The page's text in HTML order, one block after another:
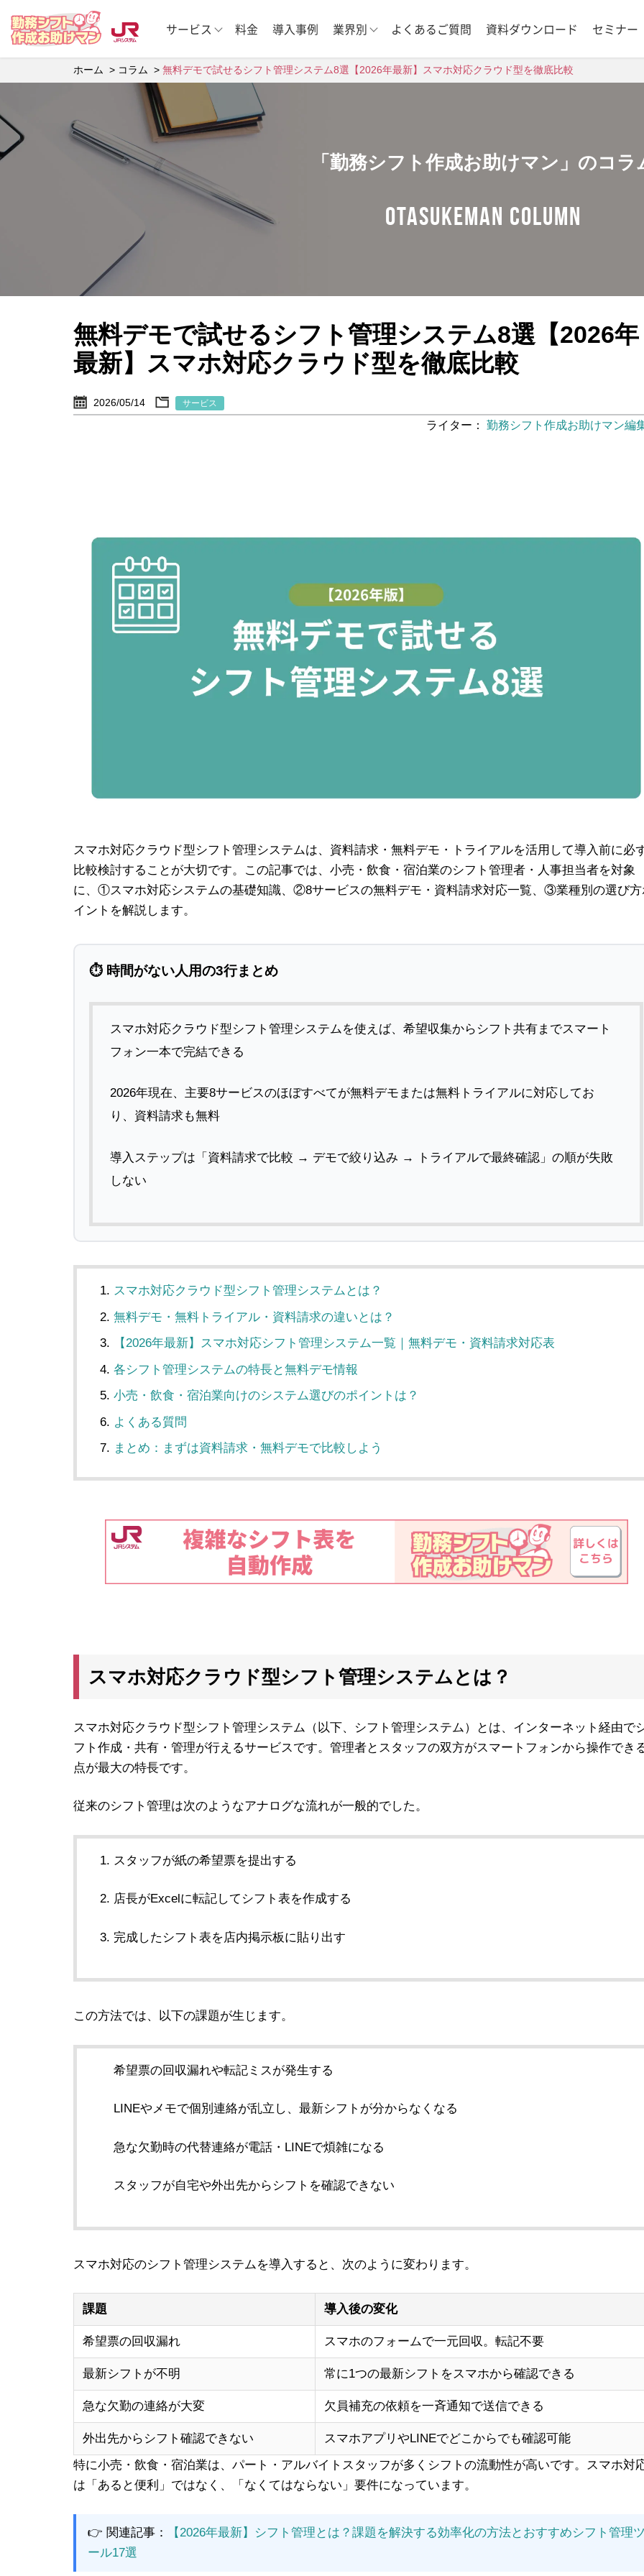
サービス 料金 導入事例 業界別 よくあるご質問 資料ダウンロード セミナー
ホーム コラム 無料デモで試せるシフト管理システム8選【2026年最新】スマホ対応クラウド型を徹底比較
「勤務シフト作成お助けマン」のコラ
OTASUKEMAN COLUMN
無料デモで試せるシフト管理システム8選【2026年
最新】スマホ対応クラウド型を徹底比較
2026/05/14 サービス
ライター： 勤務シフト作成お助けマン編
スマホ対応クラウド型シフト管理システムは、資料請求・無料デモ・トライアルを活用して導入前に必
比較検討することが大切です。この記事では、小売・飲食・宿泊業のシフト管理者・人事担当者を対象
に、①スマホ対応システムの基礎知識、②8サービスの無料デモ・資料請求対応一覧、③業種別の選び方
イントを解説します。
⏱ 時間がない人用の3行まとめ
スマホ対応クラウド型シフト管理システムを使えば、希望収集からシフト共有までスマート
フォン一本で完結できる
2026年現在、主要8サービスのほぼすべてが無料デモまたは無料トライアルに対応してお
り、資料請求も無料
導入ステップは「資料請求で比較 → デモで絞り込み → トライアルで最終確認」の順が失敗
しない
スマホ対応クラウド型シフト管理システムとは？
無料デモ・無料トライアル・資料請求の違いとは？
【2026年最新】スマホ対応シフト管理システム一覧｜無料デモ・資料請求対応表
各シフト管理システムの特長と無料デモ情報
小売・飲食・宿泊業向けのシステム選びのポイントは？
よくある質問
まとめ：まずは資料請求・無料デモで比較しよう
スマホ対応クラウド型シフト管理システムとは？
スマホ対応クラウド型シフト管理システム（以下、シフト管理システム）とは、インターネット経由で
フト作成・共有・管理が行えるサービスです。管理者とスタッフの双方がスマートフォンから操作でき
点が最大の特長です。
従来のシフト管理は次のようなアナログな流れが一般的でした。
スタッフが紙の希望票を提出する
店長がExcelに転記してシフト表を作成する
完成したシフト表を店内掲示板に貼り出す
この方法では、以下の課題が生じます。
希望票の回収漏れや転記ミスが発生する
LINEやメモで個別連絡が乱立し、最新シフトが分からなくなる
急な欠勤時の代替連絡が電話・LINEで煩雑になる
スタッフが自宅や外出先からシフトを確認できない
スマホ対応のシフト管理システムを導入すると、次のように変わります。
課題 導入後の変化
希望票の回収漏れ スマホのフォームで一元回収。転記不要
最新シフトが不明 常に1つの最新シフトをスマホから確認できる
急な欠勤の連絡が大変 欠員補充の依頼を一斉通知で送信できる
外出先からシフト確認できない
スマホアプリやLINEでどこからでも確認可能
特に小売・飲食・宿泊業は、パート・アルバイトスタッフが多くシフトの流動性が高いです。スマホ対
は「あると便利」ではなく、「なくてはならない」要件になっています。
👉 関連記事：
【2026年最新】シフト管理とは？課題を解決する効率化の方法とおすすめシフト管理
ール17選